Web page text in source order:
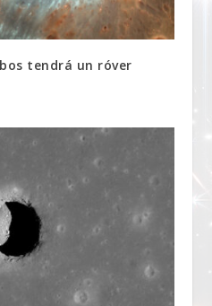
tendrá un róver